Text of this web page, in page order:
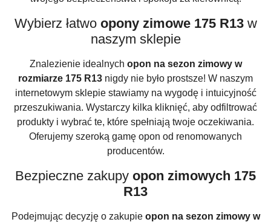
Wybierz łatwo opony zimowe 175 R13w
naszym sklepie
Znalezienie idealnych opon na sezon zimowy w
rozmiarze 175 R13 nigdy nie było prostsze! W naszym
internetowym sklepie stawiamy na wygodę i intuicyjność
przeszukiwania. Wystarczy kilka kliknięć, aby odfiltrować
produkty i wybrać te, które spełniają twoje oczekiwania.
Oferujemy szeroką gamę opon od renomowanych
producentów.
Bezpieczne zakupy opon zimowych 175
R13
Podejmując decyzję o zakupie opon na sezon zimowy w